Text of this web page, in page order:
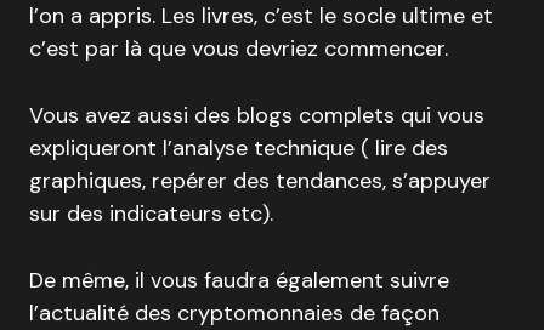
l’on a appris. Les livres, c’est le socle ultime et
c’est par là que vous devriez commencer.
Vous avez aussi des blogs complets qui vous
expliqueront l’analyse technique ( lire des
graphiques, repérer des tendances, s’appuyer
sur des indicateurs etc).
De même, il vous faudra également suivre
l’actualité des cryptomonnaies de façon